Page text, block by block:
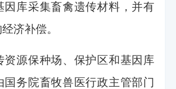
因库采集畜禽遗传材料，并有
济补偿。
源保种场、保护区和基因库
国务院畜牧兽医行政主管部门